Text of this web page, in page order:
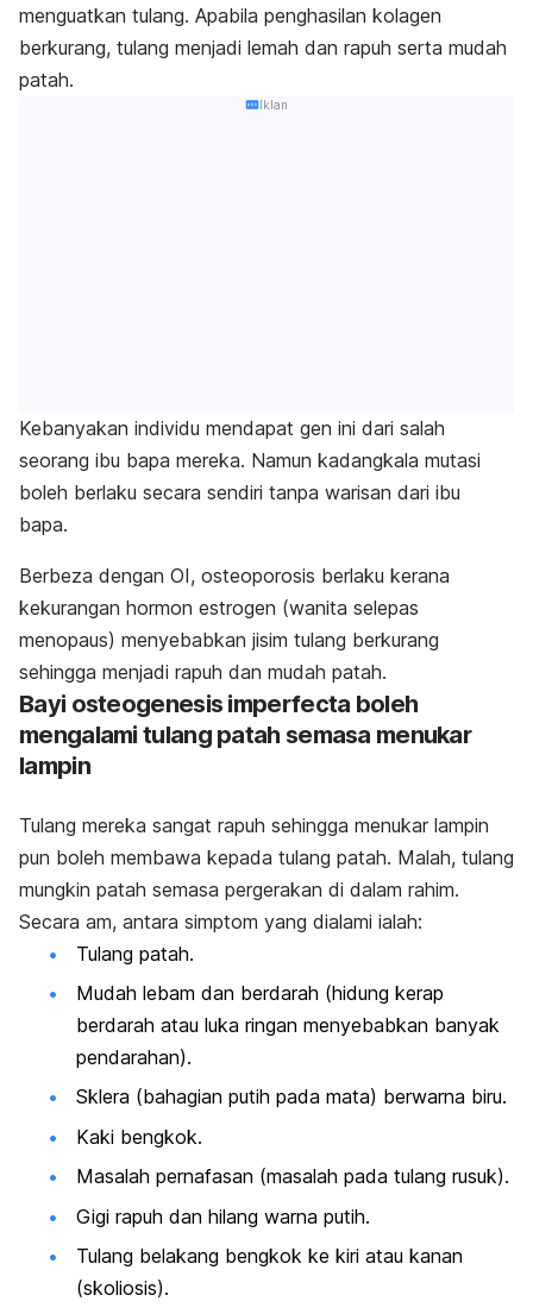
menguatkan tulang. Apabila penghasilan kolagen
berkurang, tulang menjadi lemah dan rapuh serta mudah
patah.
Iklan
Kebanyakan individu mendapat gen ini dari salah
seorang ibu bapa mereka. Namun kadangkala mutasi
boleh berlaku secara sendiri tanpa warisan dari ibu
bapa.
Berbeza dengan OI, osteoporosis berlaku kerana
kekurangan hormon estrogen (wanita selepas
menopaus) menyebabkan jisim tulang berkurang
sehingga menjadi rapuh dan mudah patah.
Bayi osteogenesis imperfecta boleh
mengalami tulang patah semasa menukar
lampin
Tulang mereka sangat rapuh sehingga menukar lampin
pun boleh membawa kepada tulang patah. Malah, tulang
mungkin patah semasa pergerakan di dalam rahim.
Secara am, antara simptom yang dialami ialah:
Tulang patah.
Mudah lebam dan berdarah (hidung kerap
berdarah atau luka ringan menyebabkan banyak
pendarahan).
Sklera (bahagian putih pada mata) berwarna biru.
Kaki bengkok.
Masalah pernafasan (masalah pada tulang rusuk).
Gigi rapuh dan hilang warna putih.
Tulang belakang bengkok ke kiri atau kanan
(skoliosis).